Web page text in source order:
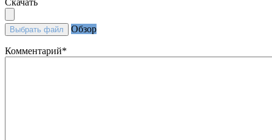
Скачать
Выбрать файл Обзор
Комментарий*